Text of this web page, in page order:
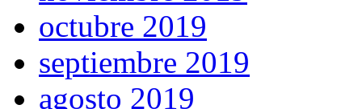
octubre 2019
septiembre 2019
agosto 2019